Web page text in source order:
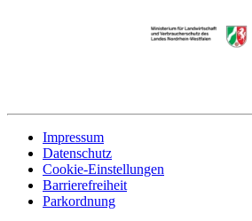
Impressum
Datenschutz
Cookie-Einstellungen
Barrierefreiheit
Parkordnung